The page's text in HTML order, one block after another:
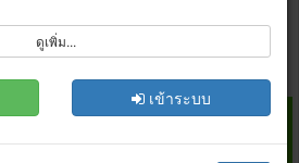
ดูเพิ่ม...
เข้าระบบ